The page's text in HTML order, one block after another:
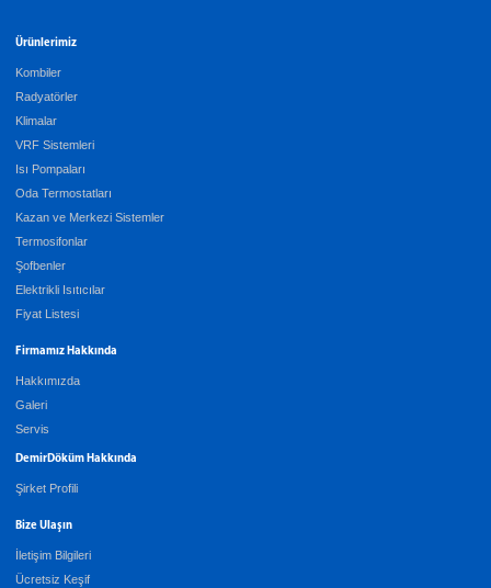
Ürünlerimiz
Kombiler
Radyatörler
Klimalar
VRF Sistemleri
Isı Pompaları
Oda Termostatları
Kazan ve Merkezi Sistemler
Termosifonlar
Şofbenler
Elektrikli Isıtıcılar
Fiyat Listesi
Firmamız Hakkında
Hakkımızda
Galeri
Servis
DemirDöküm Hakkında
Şirket Profili
Bize Ulaşın
İletişim Bilgileri
Ücretsiz Keşif